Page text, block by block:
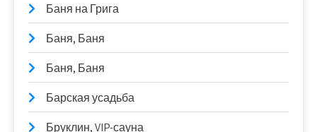
Баня на Грига
Баня, Баня
Баня, Баня
Барская усадьба
Бруклин, VIP-сауна